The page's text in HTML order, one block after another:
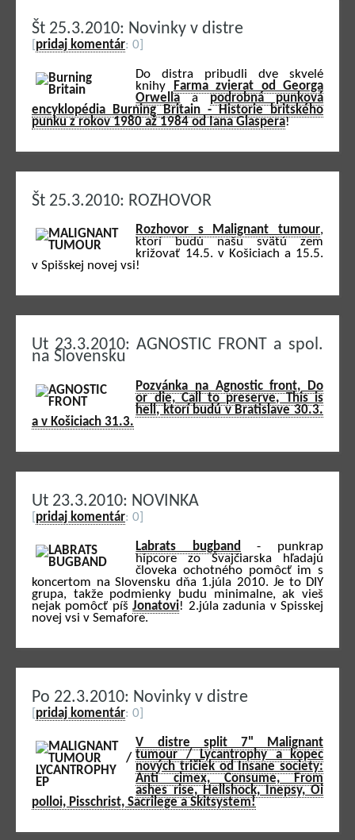
Št 25.3.2010: Novinky v distre
pridaj komentár: 0]
Do distra pribudli dve skvelé
knihy
Farma zvierat od Georga
Orwellaapodrobná punková
encyklopédia Burning Britain - Historie britského
punku z rokov 1980 až 1984 od Iana Glaspera!
Št 25.3.2010: ROZHOVOR
Rozhovor s Malignant tumour,
ktorí budú našu svätú zem
križovať 14.5. v Košiciach a 15.5.
v Spišskej novej vsi!
Ut 23.3.2010: AGNOSTIC FRONT a spol.
na Slovensku
Pozvánka na Agnostic front, Do
or die, Call to preserve, This is
hell, ktorí budú v Bratislave 30.3.
a v Košiciach 31.3.
Ut 23.3.2010: NOVINKA
pridaj komentár: 0]
Labrats bugband
- punkrap
hipcore zo Švajčiarska hľadajú
človeka ochotného pomôcť im s
koncertom na Slovensku dňa 1.júla 2010. Je to DIY
grupa, takže podmienky budu minimalne, ak vieš
nejak pomôcť píšJonatovi! 2.júla zadunia v Spisskej
novej vsi v Semafore.
Po 22.3.2010: Novinky v distre
pridaj komentár: 0]
V distre split 7" Malignant
tumour / Lycantrophy a kopec
nových tričiek od Insane society:
Anti cimex, Consume, From
ashes rise, Hellshock, Inepsy, Oi
polloi, Pisschrist, Sacrilege a Skitsystem!